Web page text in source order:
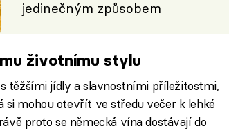
jedinečným způsobem
životnímu stylu
těžšími jídly a slavnostními příležitostmi,
si mohou otevřít ve středu večer k lehké
proto se německá vína dostávají do